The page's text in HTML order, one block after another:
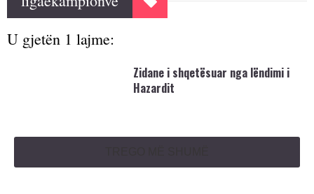
U gjetën 1 lajme:
Zidane i shqetësuar nga lëndimi i
Hazardit